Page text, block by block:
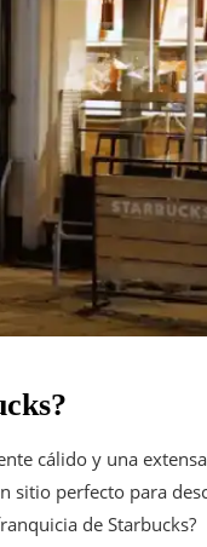
cálido y una
sitio perfecto para
de Starbucks?